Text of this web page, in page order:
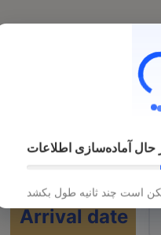
Arrival date
حال آماده‌سازی اطلاعات